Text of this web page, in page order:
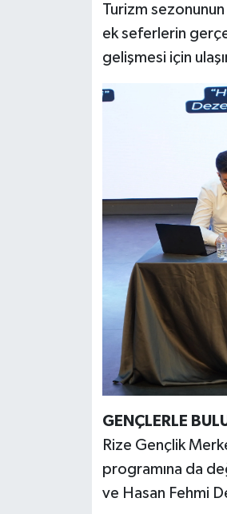
Turizm
ek seferlerin
gelişmesi için
GENÇLERLE
Rize Gençlik
programına da
ve Hasan Fehmi